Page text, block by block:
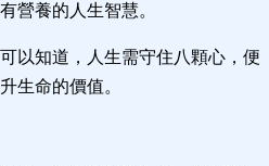
營養的人生智慧。
以知道，人生需守住八顆心，便
生命的價值。